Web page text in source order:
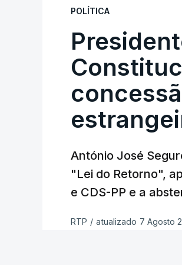
os apoios chegam a
Assegurar que
O Preisdente deixa,
"deve ter como
de simplificação
António José Seguro
face à situação de
situações "de maior
POLÍTICA
António José
"Lei do Retorno",
e CDS-PP e a
RTP / atualizado 7 Agosto